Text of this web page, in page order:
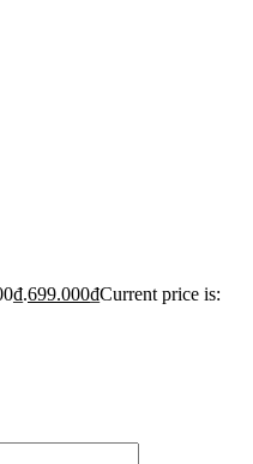
699.000₫Current price is: